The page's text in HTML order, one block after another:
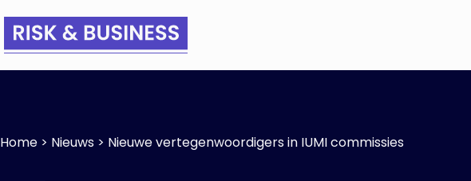
Home > Nieuws > Nieuwe vertegenwoordigers in IUMI commissies